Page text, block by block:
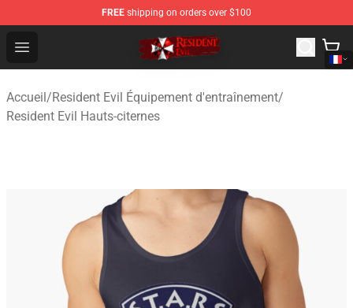
FREE shipping on orders over $100
Open menu
Resident Evil Shop - Official Resident Evil Merchandise
Accueil/Resident Evil Équipement d'entraînement/
Resident Evil Hauts-citernes